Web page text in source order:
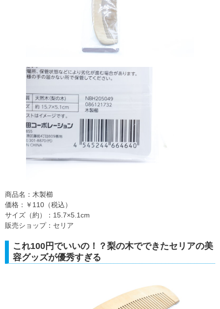
商品名：木製櫛
価格：￥110（税込）
サイズ（約）：15.7×5.1cm
販売ショップ：セリア
これ100円でいいの！？梨の木でできたセリアの美
容グッズが優秀すぎる